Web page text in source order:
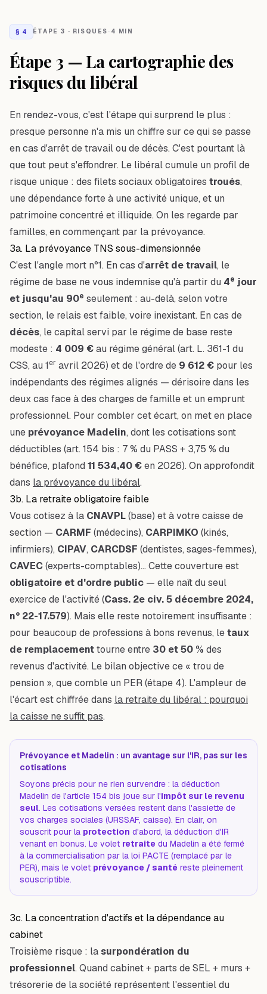
§ 4 ÉTAPE 3 · RISQUES · 4 MIN
Étape 3 — La cartographie des
risques du libéral
En rendez-vous, c'est l'étape qui surprend le plus :
presque personne n'a mis un chiffre sur ce qui se passe
en cas d'arrêt de travail ou de décès. C'est pourtant là
que tout peut s'effondrer. Le libéral cumule un profil de
risque unique : des filets sociaux obligatoires troués,
une dépendance forte à une activité unique, et un
patrimoine concentré et illiquide. On les regarde par
familles, en commençant par la prévoyance.
3a. La prévoyance TNS sous-dimensionnée
C'est l'angle mort n°1. En cas d'arrêt de travail, le
régime de base ne vous indemnise qu'à partir du 4e jour
et jusqu'au 90e seulement : au-delà, selon votre
section, le relais est faible, voire inexistant. En cas de
décès, le capital servi par le régime de base reste
modeste : 4 009 €au régime général (art. L. 361-1 du
CSS, au 1er avril 2026) et de l'ordre de 9 612 € pour les
indépendants des régimes alignés — dérisoire dans les
deux cas face à des charges de famille et un emprunt
professionnel. Pour combler cet écart, on met en place
une prévoyance Madelin, dont les cotisations sont
déductibles (art. 154 bis : 7 % du PASS + 3,75 % du
bénéfice, plafond 11 534,40 €en 2026). On approfondit
dans la prévoyance du libéral.
3b. La retraite obligatoire faible
Vous cotisez à la CNAVPL(base) et à votre caisse de
section — CARMF (médecins), CARPIMKO (kinés,
infirmiers), CIPAV, CARCDSF (dentistes, sages-femmes),
CAVEC(experts-comptables)… Cette couverture est
obligatoire et d'ordre public — elle naît du seul
exercice de l'activité (Cass. 2e civ. 5 décembre 2024,
n° 22-17.579). Mais elle reste notoirement insuffisante :
pour beaucoup de professions à bons revenus, letaux
de remplacementtourne entre 30 et 50 % des
revenus d'activité. Le bilan objective ce « trou de
pension », que comble un PER (étape 4). L'ampleur de
l'écart est chiffrée dans la retraite du libéral : pourquoi
la caisse ne suffit pas.
Prévoyance et Madelin : un avantage sur l'IR, pas sur les
cotisations
Soyons précis pour ne rien survendre : la déduction
Madelin de l'article 154 bis joue sur l'impôt sur le revenu
seul. Les cotisations versées restent dans l'assiette de
vos charges sociales (URSSAF, caisse). En clair, on
souscrit pour la protection d'abord, la déduction d'IR
venant en bonus. Le volet retraite du Madelin a été fermé
à la commercialisation par la loi PACTE (remplacé par le
PER), mais le volet prévoyance / santé reste pleinement
souscriptible.
3c. La concentration d'actifs et la dépendance au
cabinet
Troisième risque : lasurpondération du
professionnel. Quand cabinet + parts de SEL + murs +
trésorerie de la société représentent l'essentiel du